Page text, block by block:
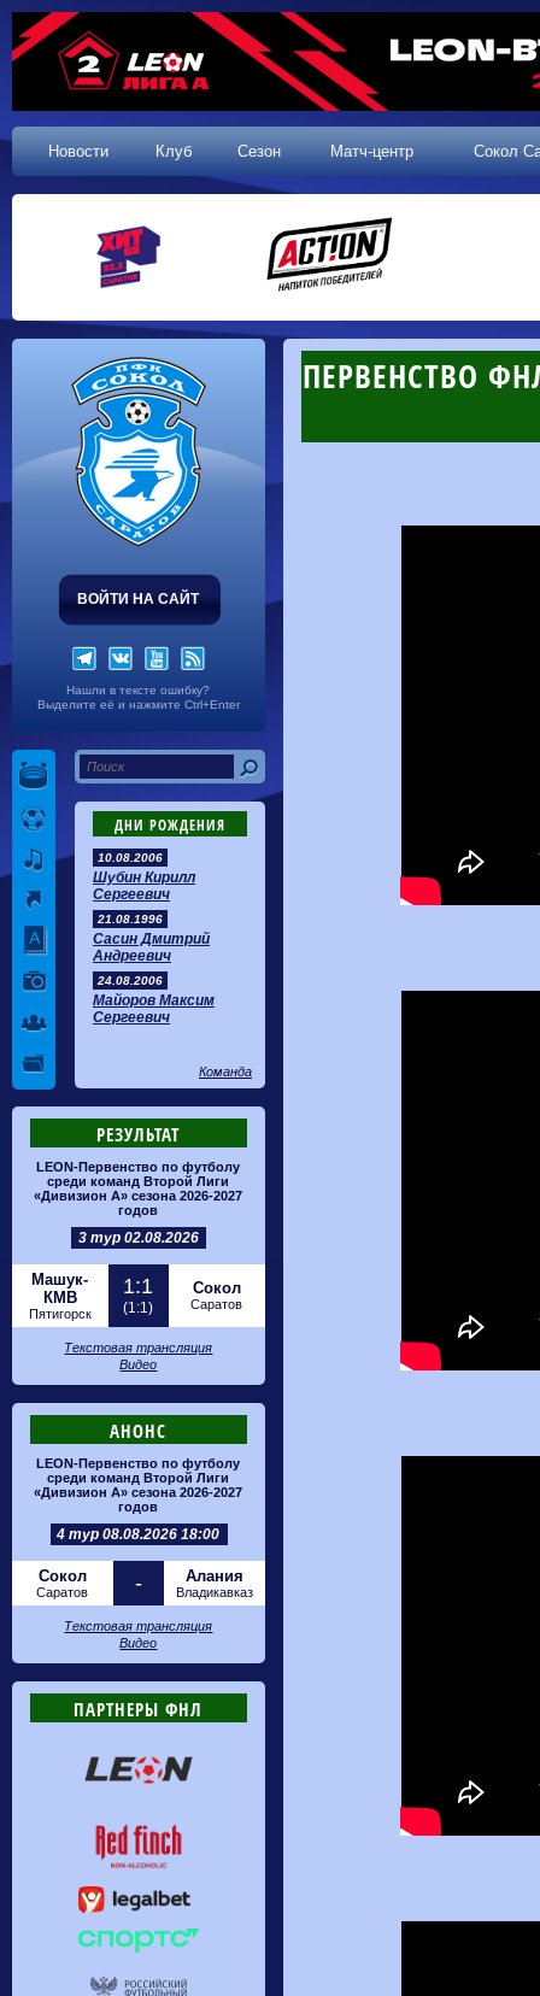
Новости Клуб Сезон Матч-центр Сокол
ВОЙТИ НА САЙТ
Нашли в тексте ошибку?
Выделите её и нажмите Ctrl+Enter
ДНИ РОЖДЕНИЯ
10.08.2006
Шубин Кирилл
Сергеевич
21.08.1996
Сасин Дмитрий
Андреевич
24.08.2006
Майоров Максим
Сергеевич
Команда
РЕЗУЛЬТАТ
LEON-Первенство по футболу
среди команд Второй Лиги
«Дивизион А» сезона 2026-2027
годов
3 тур 02.08.2026
Машук-
КМВ
Пятигорск
1:1
(1:1)
Сокол
Саратов
Текстовая трансляция
Видео
АНОНС
LEON-Первенство по футболу
среди команд Второй Лиги
«Дивизион А» сезона 2026-2027
годов
4 тур 08.08.2026 18:00
Сокол
Саратов - Алания
Владикавказ
Текстовая трансляция
Видео
ПАРТНЕРЫ ФНЛ
ПЕРВЕНСТВО